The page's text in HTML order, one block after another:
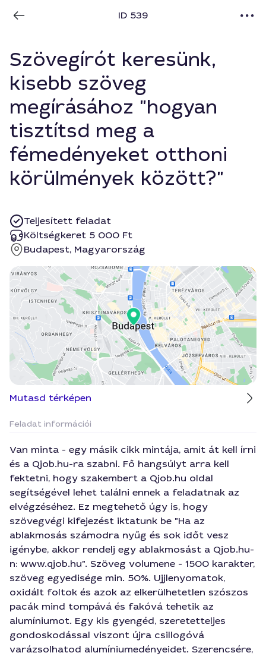
ID 539
Szövegírót keresünk,
kisebb szöveg
megírásához "hogyan
tisztítsd meg a
fémedényeket otthoni
körülmények között?"
Teljesített feladat
Költségkeret 5 000 Ft
Budapest, Magyarország
Mutasd térképen
Feladat információi
Van minta - egy másik cikk mintája, amit át kell írni
és a Qjob.hu-ra szabni. Fő hangsúlyt arra kell
fektetni, hogy szakembert a Qjob.hu oldal
segítségével lehet találni ennek a feladatnak az
elvégzéséhez. Ez megtehető úgy is, hogy
szövegvégi kifejezést iktatunk be "Ha az
ablakmosás számodra nyűg és sok időt vesz
igénybe, akkor rendelj egy ablakmosást a Qjob.hu-
n: www.qjob.hu". Szöveg volumene - 1500 karakter,
szöveg egyedisége min. 50%. Ujjlenyomatok,
oxidált foltok és azok az elkerülhetetlen szószos
pacák mind tompává és fakóvá tehetik az
alumíniumot. Egy kis gyengéd, szeretetteljes
gondoskodással viszont újra csillogóvá
varázsolhatod alumíniumedényeidet. Szerencsére,